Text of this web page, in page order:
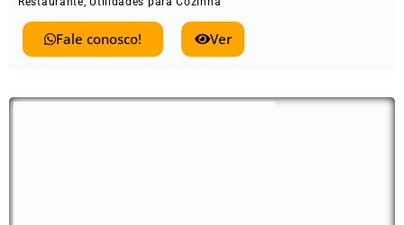
Fale conosco! Ver